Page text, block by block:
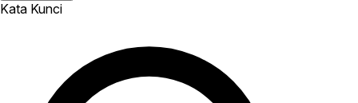
Kata Kunci